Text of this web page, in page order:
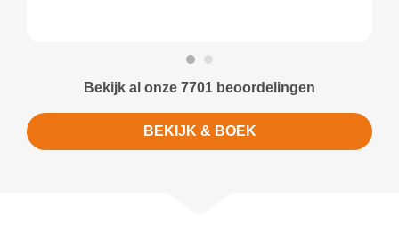
Bekijk al onze 7701 beoordelingen
BEKIJK & BOEK